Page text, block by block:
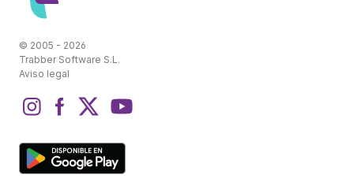
© 2005 - 2026
Trabber Software S.L.
Aviso legal